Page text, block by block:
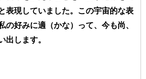
表現していました。この宇宙的な表
の好みに適（かな）って、今も尚、
出します。